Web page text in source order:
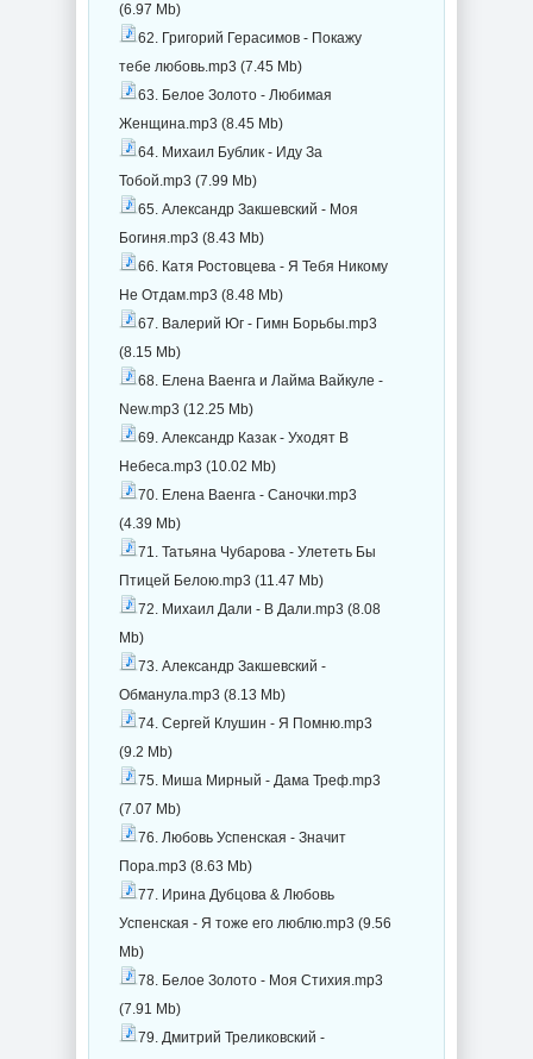
(6.97 Mb)
62. Григорий Герасимов - Покажу
тебе любовь.mp3 (7.45 Mb)
63. Белое Золото - Любимая
Женщина.mp3 (8.45 Mb)
64. Михаил Бублик - Иду За
Тобой.mp3 (7.99 Mb)
65. Александр Закшевский - Моя
Богиня.mp3 (8.43 Mb)
66. Катя Ростовцева - Я Тебя Никому
Не Отдам.mp3 (8.48 Mb)
67. Валерий Юг - Гимн Борьбы.mp3
(8.15 Mb)
68. Елена Ваенга и Лайма Вайкуле -
New.mp3 (12.25 Mb)
69. Александр Казак - Уходят В
Небеса.mp3 (10.02 Mb)
70. Елена Ваенга - Саночки.mp3
(4.39 Mb)
71. Татьяна Чубарова - Улететь Бы
Птицей Белою.mp3 (11.47 Mb)
72. Михаил Дали - В Дали.mp3 (8.08
Mb)
73. Александр Закшевский -
Обманула.mp3 (8.13 Mb)
74. Сергей Клушин - Я Помню.mp3
(9.2 Mb)
75. Миша Мирный - Дама Треф.mp3
(7.07 Mb)
76. Любовь Успенская - Значит
Пора.mp3 (8.63 Mb)
77. Ирина Дубцова & Любовь
Успенская - Я тоже его люблю.mp3 (9.56
Mb)
78. Белое Золото - Моя Стихия.mp3
(7.91 Mb)
79. Дмитрий Треликовский -